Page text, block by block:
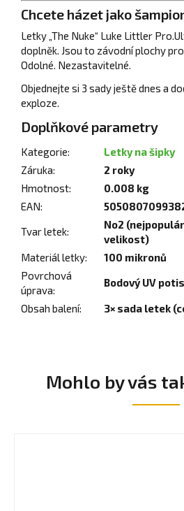
Chcete házet jako
Letky „The Nuke“ Luke Littler
doplněk. Jsou to závodní plochy
Odolné. Nezastavitelné.
Objednejte si 3 sady ještě dnes a
exploze.
Doplňkové parametry
Kategorie:
Letky na šipky
Záruka:
2 roky
Hmotnost:
0.008 kg
EAN:
Tvar letek:
No2
velikost)
Materiál letky:
100 mikronů
Povrchová
úprava:
Bodový UV
Obsah balení: 3× sada letek
Mohlo by vás